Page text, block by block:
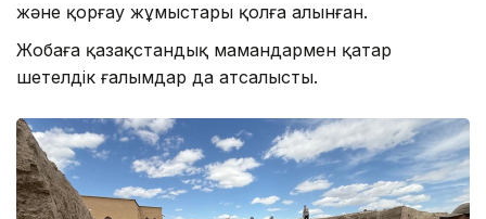
және қорғау жұмыстары қолға алынған.
Жобаға қазақстандық мамандармен қатар
шетелдік ғалымдар да атсалысты.